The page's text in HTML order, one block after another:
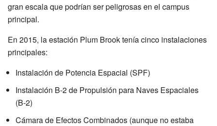
gran escala que podrían ser peligrosas en el campus
principal.
En 2015, la estación Plum Brook tenía cinco instalaciones
principales:
Instalación de Potencia Espacial (SPF)
Instalación B-2 de Propulsión para Naves Espaciales
(B-2)
Cámara de Efectos Combinados (aunque no estaba